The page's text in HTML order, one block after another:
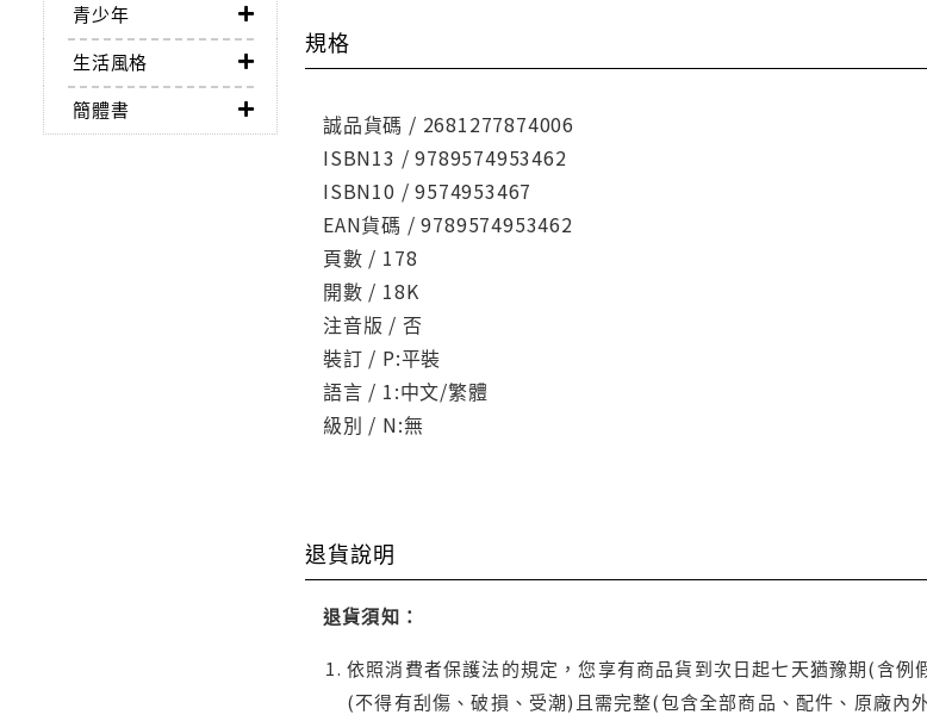
青少年
生活風格
簡體書
規格
誠品貨碼 / 2681277874006
ISBN13 / 9789574953462
ISBN10 / 9574953467
EAN貨碼 / 9789574953462
頁數 / 178
開數 / 18K
注音版 / 否
裝訂 / P:平裝
語言 / 1:中文/繁體
級別 / N:無
退貨說明
退貨須知：
依照消費者保護法的規定，您享有商品貨到次日起七天猶豫期(含
(不得有刮傷、破損、受潮)且需完整(包含全部商品、配件、原廠內